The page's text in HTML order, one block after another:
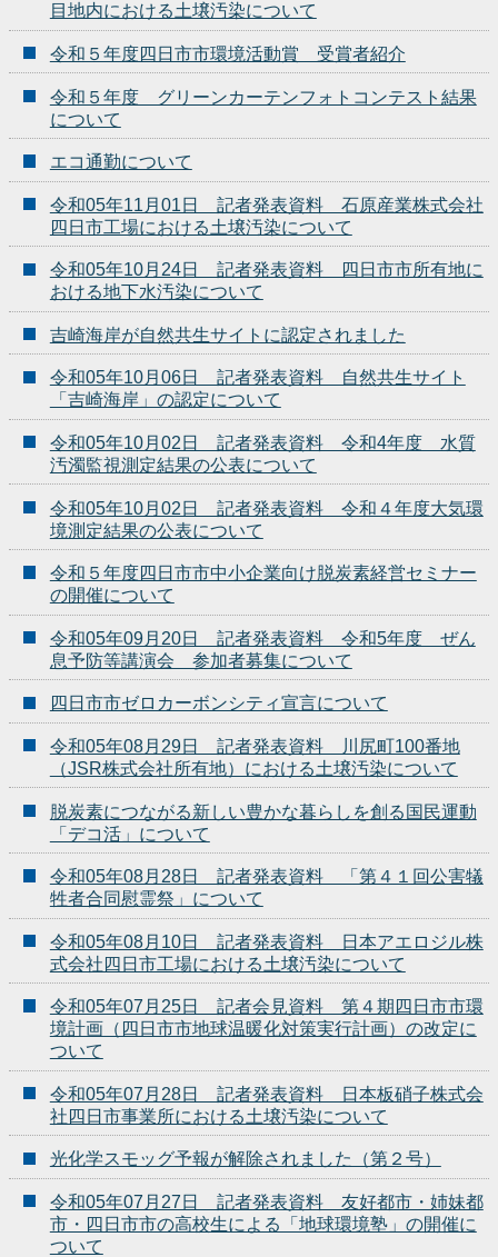
目地内における土壌汚染について
令和５年度四日市市環境活動賞 受賞者紹介
令和５年度 グリーンカーテンフォトコンテスト結果
について
エコ通勤について
令和05年11月01日 記者発表資料 石原産業株式会社
四日市工場における土壌汚染について
令和05年10月24日 記者発表資料 四日市市所有地に
おける地下水汚染について
吉崎海岸が自然共生サイトに認定されました
令和05年10月06日 記者発表資料 自然共生サイト
「吉崎海岸」の認定について
令和05年10月02日 記者発表資料 令和4年度 水質
汚濁監視測定結果の公表について
令和05年10月02日 記者発表資料 令和４年度大気環
境測定結果の公表について
令和５年度四日市市中小企業向け脱炭素経営セミナー
の開催について
令和05年09月20日 記者発表資料 令和5年度 ぜん
息予防等講演会 参加者募集について
四日市市ゼロカーボンシティ宣言について
令和05年08月29日 記者発表資料 川尻町100番地
（JSR株式会社所有地）における土壌汚染について
脱炭素につながる新しい豊かな暮らしを創る国民運動
「デコ活」について
令和05年08月28日 記者発表資料 「第４１回公害犠
牲者合同慰霊祭」について
令和05年08月10日 記者発表資料 日本アエロジル株
式会社四日市工場における土壌汚染について
令和05年07月25日 記者会見資料 第４期四日市市環
境計画（四日市市地球温暖化対策実行計画）の改定に
ついて
令和05年07月28日 記者発表資料 日本板硝子株式会
社四日市事業所における土壌汚染について
光化学スモッグ予報が解除されました（第２号）
令和05年07月27日 記者発表資料 友好都市・姉妹都
市・四日市市の高校生による「地球環境塾」の開催に
ついて